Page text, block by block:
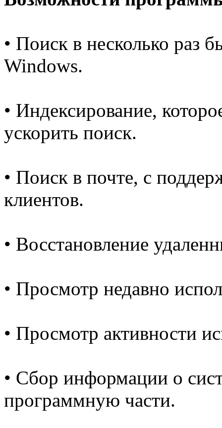
• Поиск в несколько раз
Windows.
• Индексирование,
ускорить поиск.
• Поиск в почте, с
клиентов.
• Восстановление
• Просмотр недавно
• Просмотр активности
• Сбор информации о
программную части.